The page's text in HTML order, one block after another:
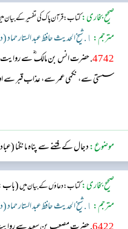
صحیح بخاری:کتاب: قرآن پاک کی تفسیر کے بیان
مترجم: ١. شیخ الحدیث حافظ عبد الستار حماد (دار السلام)
4742. حضرت انس بن مالک ؓ سے
سستی سے، نکمی عمر سے، عذاب قبر سے اور
موضوع:دجال کے فتنے سے پناہ مانگنا
صحیح بخاری:کتاب: دعاؤں کے بیان میں(باب:
مترجم: ١. شیخ الحدیث حافظ عبد الستار حماد (دار السلام)